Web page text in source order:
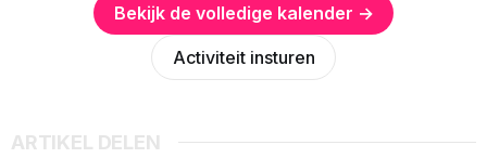
Bekijk de volledige kalender →
Activiteit insturen
ARTIKEL DELEN